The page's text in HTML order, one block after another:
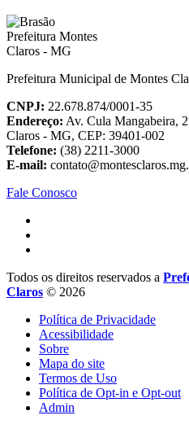
Prefeitura Municipal de Montes
CNPJ: 22.678.874/0001-35
Endereço: Av. Cula Mangabeira,
Claros - MG, CEP: 39401-002
Telefone: (38) 2211-3000
E-mail:
Fale Conosco
Todos os direitos reservados a
Claros © 2026
Política de Privacidade
Acessibilidade
Sobre
Mapa do site
Termos de Uso
Política de Opt-in e Opt-out
Admin